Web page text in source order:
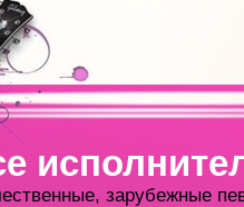
зарубежные